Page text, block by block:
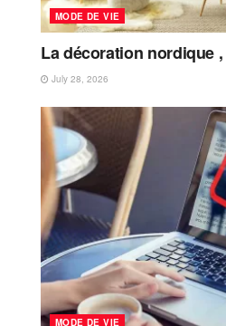
MODE DE VIE
La décoration nordique
July 28, 2026
MODE DE VIE